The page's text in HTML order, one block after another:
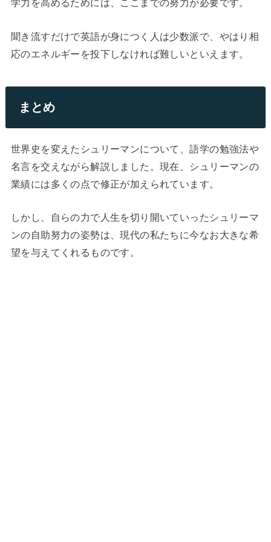
学力を高めるためには、ここまでの努力が必要です。
聞き流すだけで英語が身につく人は少数派で、やはり相
応のエネルギーを投下しなければ難しいといえます。
まとめ
世界史を変えたシュリーマンについて、語学の勉強法や
名言を交えながら解説しました。現在、シュリーマンの
業績には多くの点で修正が加えられています。
しかし、自らの力で人生を切り開いていったシュリーマ
ンの自助努力の姿勢は、現代の私たちに今なお大きな希
望を与えてくれるものです。